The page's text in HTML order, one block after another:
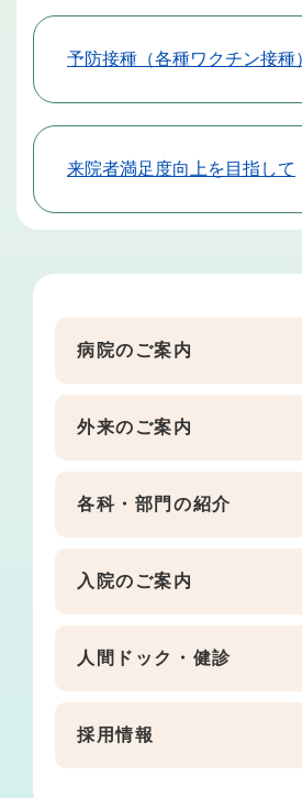
予防接種（各種ワクチン接種
来院者満足度向上を目指して
病院のご案内
外来のご案内
各科・部門の紹介
入院のご案内
人間ドック・健診
採用情報